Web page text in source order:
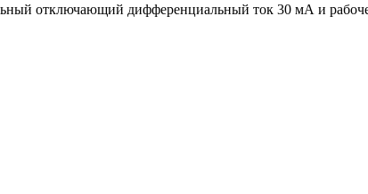
отключающий дифференциальный ток 30 мА и